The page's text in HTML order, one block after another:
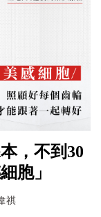
，不到30
胞」
祺